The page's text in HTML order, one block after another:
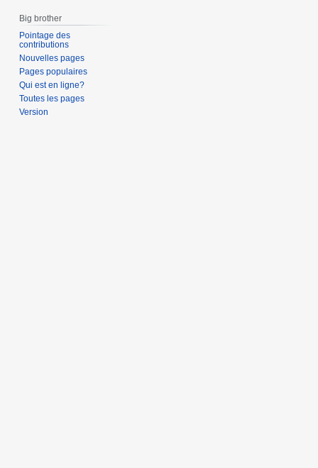
Big brother
Pointage des
contributions
Nouvelles pages
Pages populaires
Qui est en ligne?
Toutes les pages
Version